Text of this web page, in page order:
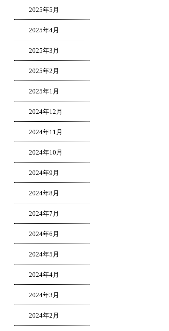
2025年5月
2025年4月
2025年3月
2025年2月
2025年1月
2024年12月
2024年11月
2024年10月
2024年9月
2024年8月
2024年7月
2024年6月
2024年5月
2024年4月
2024年3月
2024年2月